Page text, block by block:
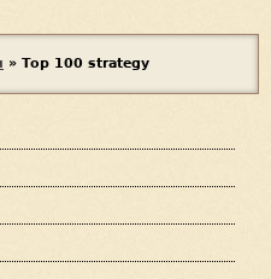
» Top 100 strategy